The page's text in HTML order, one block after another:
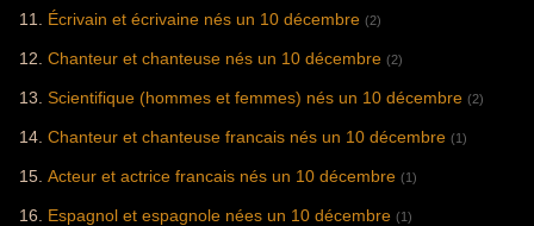
Écrivain et écrivaine nés un 10 décembre (2)
Chanteur et chanteuse nés un 10 décembre (2)
Scientifique (hommes et femmes) nés un 10 décembre (2)
Chanteur et chanteuse francais nés un 10 décembre (1)
Acteur et actrice francais nés un 10 décembre (1)
Espagnol et espagnole nées un 10 décembre (1)